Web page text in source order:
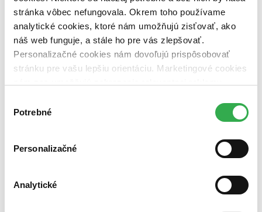
stránka vôbec nefungovala. Okrem toho používame
analytické cookies, ktoré nám umožňujú zisťovať, ako
náš web funguje, a stále ho pre vás zlepšovať.
Personalizačné cookies nám dovoľujú prispôsobovať
stránku pre vašu lepšiu orientáciu. Marketingové cookies
nám pomohlo, keby sme mohli používať všetky tieto
súhlasu
Potrebné
Personalizačné
Analytické
nová (0 titulov)
čítaná (0 titulov)čítaná
čítaná - výborný stav (0 titulov)čítaná - výborný stav
čítaná - mierne opotrebovaná (0 titulov)čítaná - mierne
opotrebovaná
čítané verzie vypredaných kníh (0 titulov)čítané verzie
vypredaných kníh
Top hodnotené